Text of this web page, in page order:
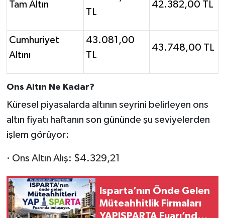
Tam Altın
TL
42.382,00 TL
Cumhuriyet
Altını
43.081,00
TL
43.748,00 TL
Ons Altın Ne Kadar?
Küresel piyasalarda altının seyrini belirleyen ons
altın fiyatı haftanın son gününde şu seviyelerden
işlem görüyor:
· Ons Altın Alış: $4.329,21
Isparta’nın Önde Gelen
Müteahhitlik Firmaları